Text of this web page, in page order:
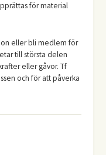
för material
eller bli medlem för
till största delen
eller gåvor. Tf
och för att påverka